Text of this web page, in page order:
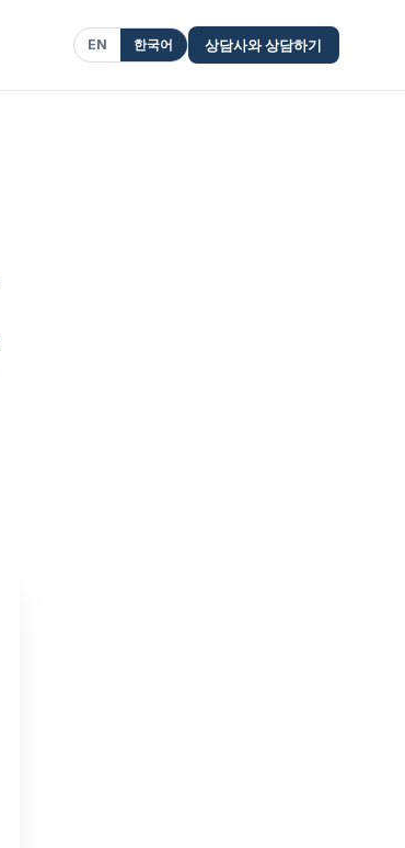
EN 한국어 상담사와 상담하기